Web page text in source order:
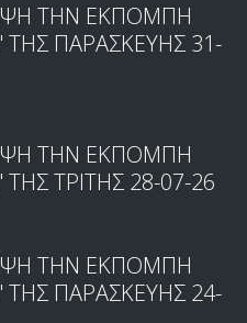
ΤΗΝ ΕΚΠΟΜΠΗ
ΤΗΣ ΠΑΡΑΣΚΕΥΗΣ 31-
ΤΗΝ ΕΚΠΟΜΠΗ
ΤΗΣ ΤΡΙΤΗΣ 28-07-26
ΤΗΝ ΕΚΠΟΜΠΗ
ΤΗΣ ΠΑΡΑΣΚΕΥΗΣ 24-